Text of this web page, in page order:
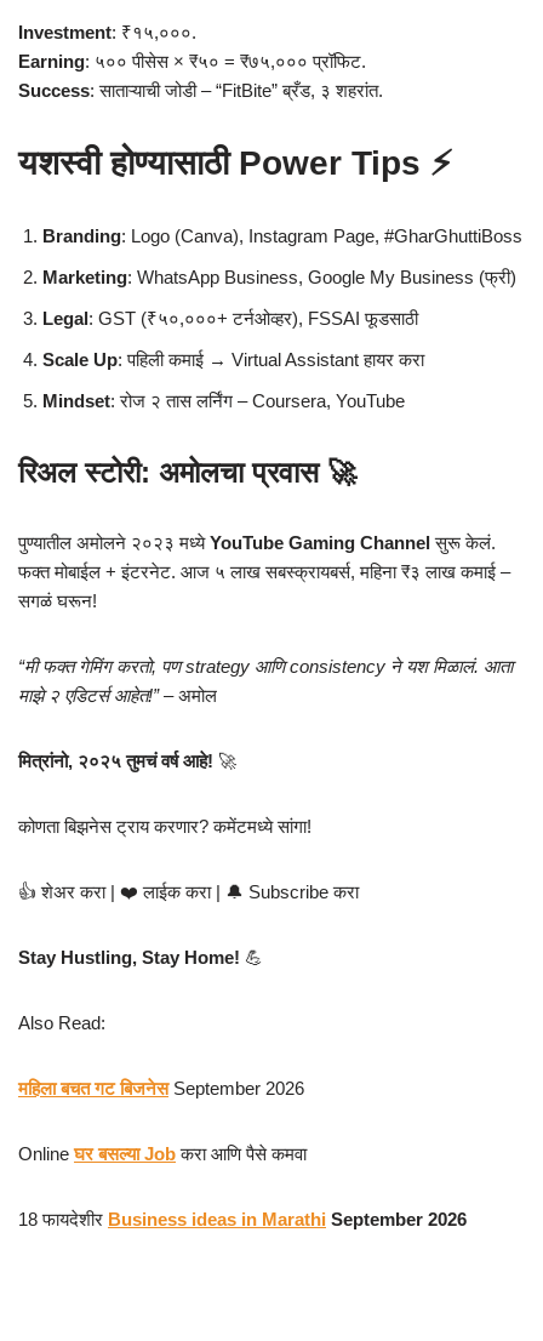
Investment: ₹१५,०००.
Earning: ५०० पीसेस × ₹५० = ₹७५,००० प्रॉफिट.
Success: साताऱ्याची जोडी – “FitBite” ब्रँड, ३ शहरांत.
यशस्वी होण्यासाठी Power Tips ⚡
Branding: Logo (Canva), Instagram Page, #GharGhuttiBoss
Marketing: WhatsApp Business, Google My Business (फ्री)
Legal: GST (₹५०,०००+ टर्नओव्हर), FSSAI फूडसाठी
Scale Up: पहिली कमाई → Virtual Assistant हायर करा
Mindset: रोज २ तास लर्निंग – Coursera, YouTube
रिअल स्टोरी: अमोलचा प्रवास 🚀
पुण्यातील अमोलने २०२३ मध्येYouTube Gaming Channelसुरू केलं.
फक्त मोबाईल + इंटरनेट. आज ५ लाख सबस्क्रायबर्स, महिना ₹३ लाख कमाई –
सगळं घरून!
“मी फक्त गेमिंग करतो, पण strategy आणि consistency ने यश मिळालं. आता
माझे २ एडिटर्स आहेत!”– अमोल
मित्रांनो, २०२५ तुमचं वर्ष आहे! 🚀
कोणता बिझनेस ट्राय करणार? कमेंटमध्ये सांगा!
👍 शेअर करा | ❤️ लाईक करा | 🔔 Subscribe करा
Stay Hustling, Stay Home! 💪
Also Read:
महिला बचत गट बिजनेसSeptember 2026
Onlineघर बसल्या Jobकरा आणि पैसे कमवा
18 फायदेशीर Business ideas in Marathi September 2026